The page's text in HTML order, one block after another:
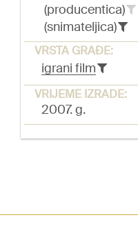
(producentica)
(snimateljica)
VRSTA GRAĐE:
igrani film
VRIJEME IZRADE:
2007. g.